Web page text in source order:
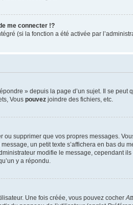
me connecter !?
(si la fonction a été activée par
» depuis la page d’un sujet. Il se
Vous pouvez joindre des fichiers, etc.
ou supprimer que vos propres messages.
un petit texte s’affichera en bas du
modifie le message, cependant
y a répondu.
Une fois créée, vous pouvez cocher